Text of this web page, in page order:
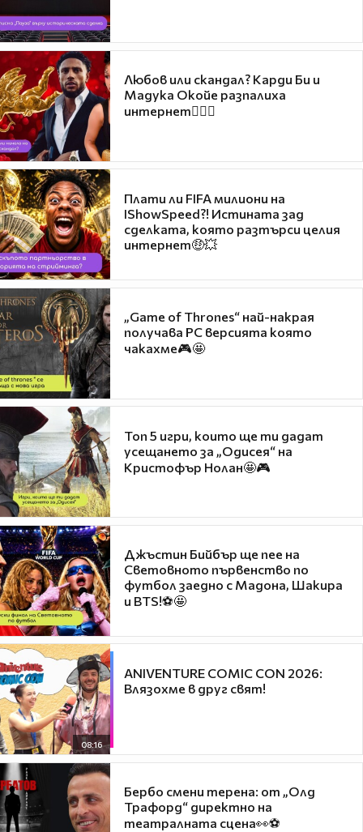
Любов или скандал? Карди Би и
Мадука Окойе разпалиха
интернет❤️‍🔥🔥
Плати ли FIFA милиони на
IShowSpeed?! Истината зад
сделката, която разтърси целия
интернет🤑💥
„Game of Thrones“ най-накрая
получава PC версията която
чакахме🎮🤩
Топ 5 игри, които ще ти дадат
усещането за „Одисея“ на
Кристофър Нолан🤩🎮
Джъстин Бийбър ще пее на
Световното първенство по
футбол заедно с Мадона, Шакира
и BTS!⚽🤩
08:16
ANIVENTURE COMIC CON 2026:
Влязохме в друг свят!
Бербо смени терена: от „Олд
Трафорд“ директно на
театралната сцена👀⚽